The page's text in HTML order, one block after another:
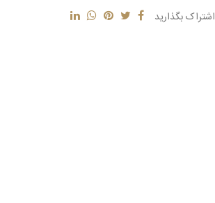
اشتراک بگذارید